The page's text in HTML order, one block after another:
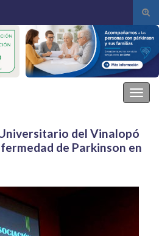
de
del Vinalopó
de Parkinson en